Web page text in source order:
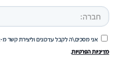
אני מסכים\ה לקבל עדכונים וליצירת קשר מ-Great Place To Work וקראתי את
מדיניות הפרטיות.